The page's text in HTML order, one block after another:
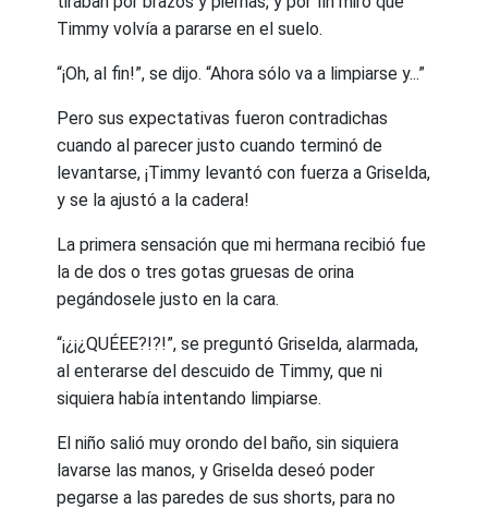
Timmy volvía a pararse en el suelo.
“¡Oh, al fin!”, se dijo. “Ahora sólo va a limpiarse y...”
Pero sus expectativas fueron contradichas
cuando al parecer justo cuando terminó de
levantarse, ¡Timmy levantó con fuerza a Griselda,
y se la ajustó a la cadera!
La primera sensación que mi hermana recibió fue
la de dos o tres gotas gruesas de orina
pegándosele justo en la cara.
“¡¿¡¿QUÉEE?!?!”, se preguntó Griselda, alarmada,
al enterarse del descuido de Timmy, que ni
siquiera había intentando limpiarse.
El niño salió muy orondo del baño, sin siquiera
lavarse las manos, y Griselda deseó poder
pegarse a las paredes de sus shorts, para no